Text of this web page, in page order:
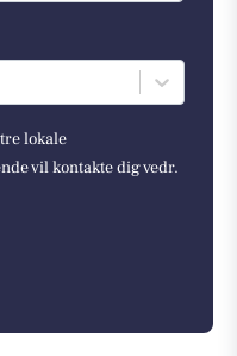
lokale
vil kontakte dig vedr.